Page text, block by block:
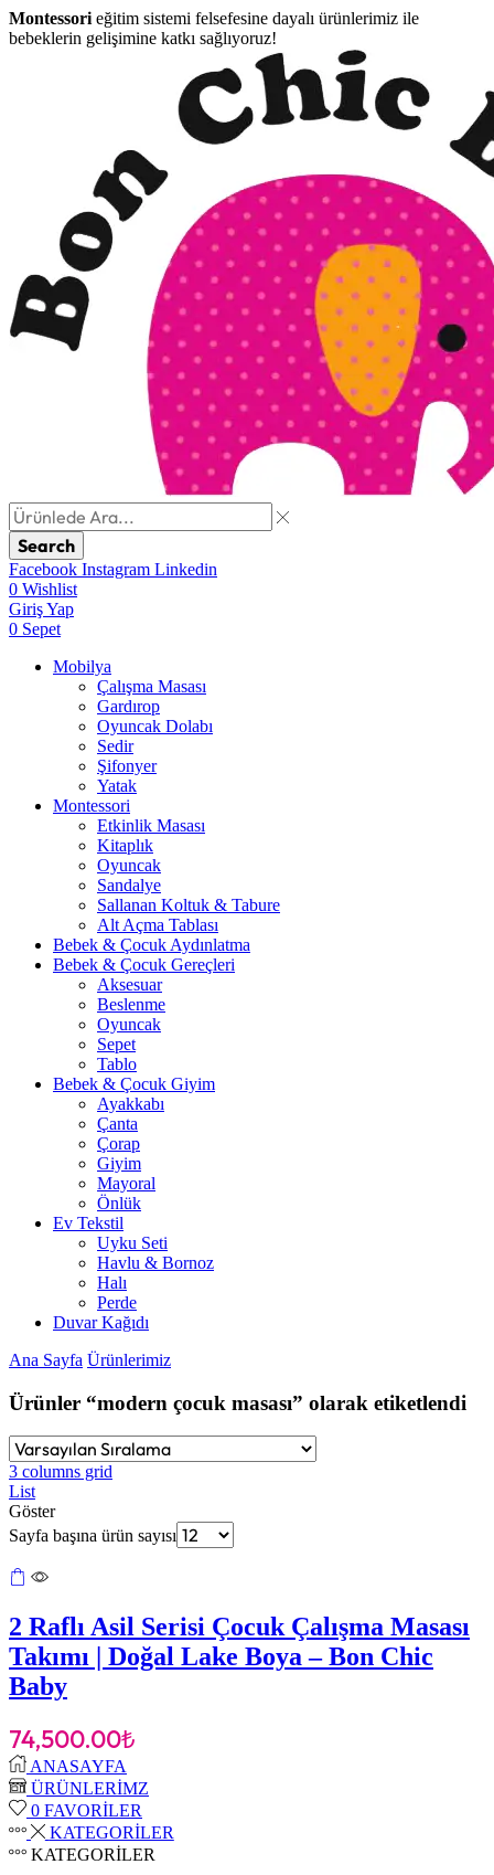
Montessori eğitim sistemi felsefesine dayalı ürünlerimiz ile
bebeklerin gelişimine katkı sağlıyoruz!
Search
Facebook Instagram Linkedin
0 Wishlist
Giriş Yap
0 Sepet
Mobilya
Çalışma Masası
Gardırop
⁠Oyuncak Dolabı
Sedir
Şifonyer
Yatak
Montessori
Etkinlik Masası
Kitaplık
Oyuncak
Sandalye
Sallanan Koltuk & Tabure
Alt Açma Tablası
Bebek & Çocuk Aydınlatma
Bebek & Çocuk Gereçleri
Aksesuar
Beslenme
Oyuncak
Sepet
Tablo
Bebek & Çocuk Giyim
Ayakkabı
Çanta
Çorap
Giyim
Mayoral
Önlük
Ev Tekstil
Uyku Seti
Havlu & Bornoz
Halı
Perde
Duvar Kağıdı
Ana Sayfa Ürünlerimiz
Ürünler “modern çocuk masası” olarak etiketlendi
3 columns grid
List
Göster
Sayfa başına ürün sayısı
2 Raflı Asil Serisi Çocuk Çalışma Masası
Takımı | Doğal Lake Boya – Bon Chic
Baby
74,500.00₺
ANASAYFA
ÜRÜNLERİMZ
0 FAVORİLER
KATEGORİLER
KATEGORİLER